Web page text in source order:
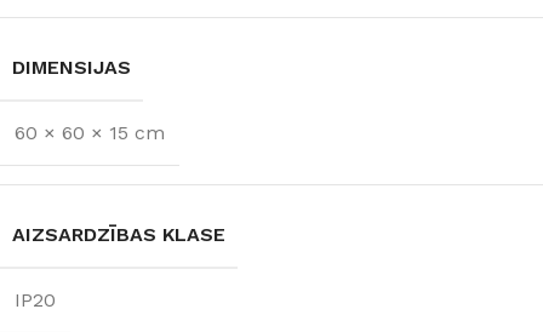
DIMENSIJAS
60 × 60 × 15 cm
AIZSARDZĪBAS KLASE
IP20